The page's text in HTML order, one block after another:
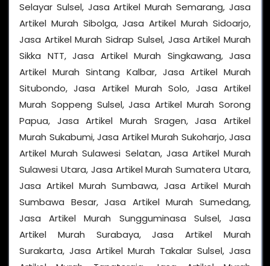
Selayar Sulsel, Jasa Artikel Murah Semarang, Jasa
Artikel Murah Sibolga, Jasa Artikel Murah Sidoarjo,
Jasa Artikel Murah Sidrap Sulsel, Jasa Artikel Murah
Sikka NTT, Jasa Artikel Murah Singkawang, Jasa
Artikel Murah Sintang Kalbar, Jasa Artikel Murah
Situbondo, Jasa Artikel Murah Solo, Jasa Artikel
Murah Soppeng Sulsel, Jasa Artikel Murah Sorong
Papua, Jasa Artikel Murah Sragen, Jasa Artikel
Murah Sukabumi, Jasa Artikel Murah Sukoharjo, Jasa
Artikel Murah Sulawesi Selatan, Jasa Artikel Murah
Sulawesi Utara, Jasa Artikel Murah Sumatera Utara,
Jasa Artikel Murah Sumbawa, Jasa Artikel Murah
Sumbawa Besar, Jasa Artikel Murah Sumedang,
Jasa Artikel Murah Sungguminasa Sulsel, Jasa
Artikel Murah Surabaya, Jasa Artikel Murah
Surakarta, Jasa Artikel Murah Takalar Sulsel, Jasa